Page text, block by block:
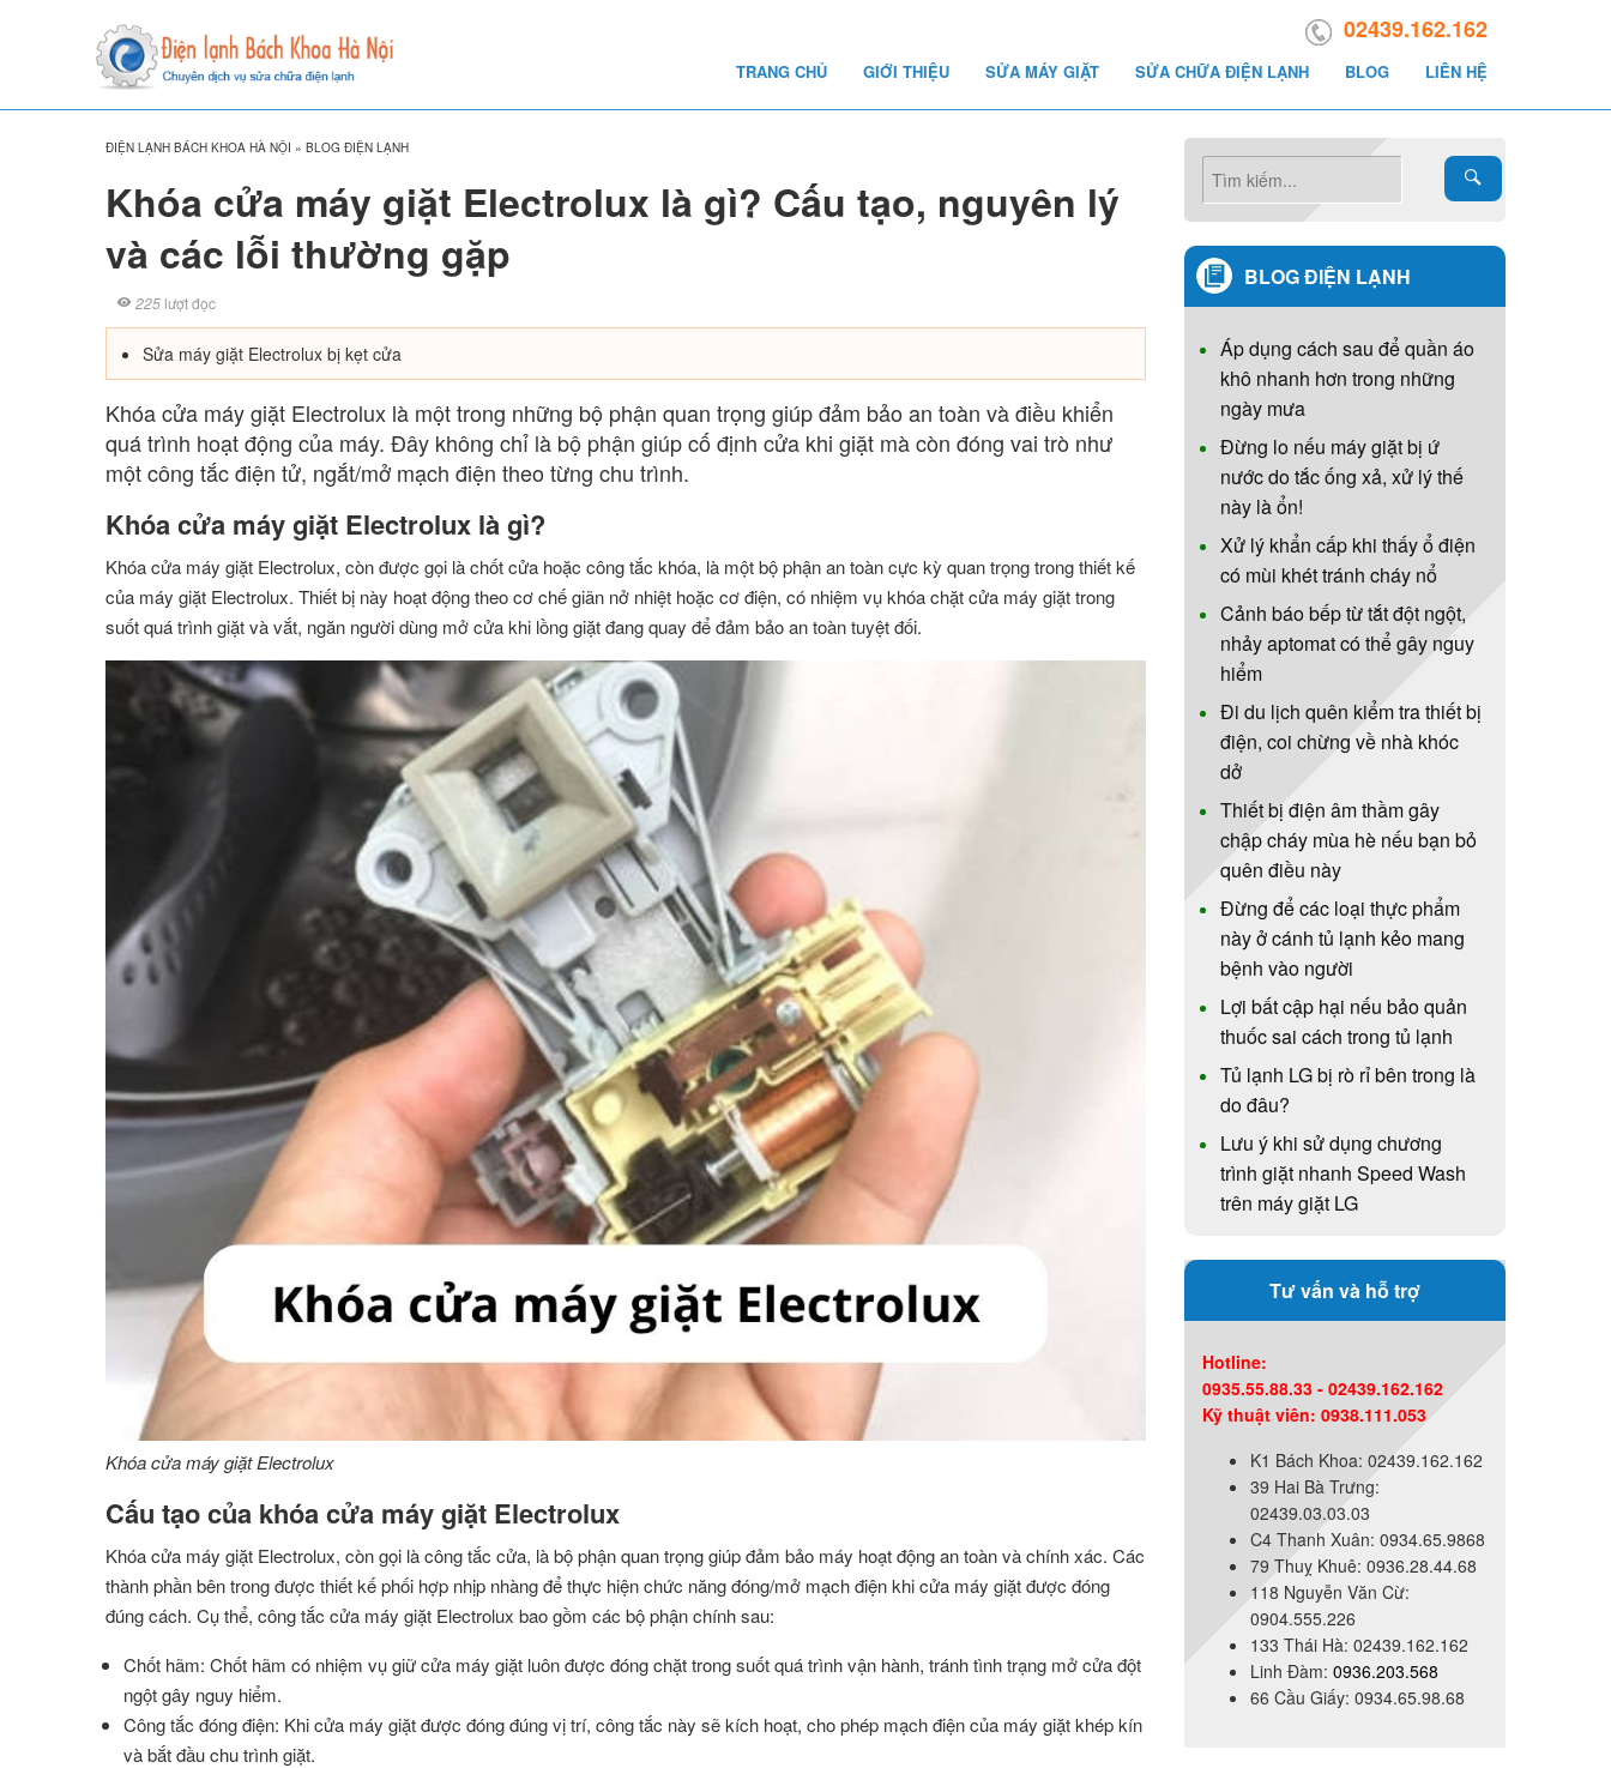
02439.162.162
TRANG CHỦ GIỚI THIỆU SỬA MÁY GIẶT SỬA CHỮA ĐIỆN LẠNH BLOG LIÊN HỆ
ĐIỆN LẠNH BÁCH KHOA HÀ NỘI » BLOG ĐIỆN LẠNH
Khóa cửa máy giặt Electrolux là gì? Cấu tạo, nguyên lý
và các lỗi thường gặp
225 lượt đọc
Sửa máy giặt Electrolux bị kẹt cửa
Khóa cửa máy giặt Electrolux là một trong những bộ phận quan trọng giúp đảm bảo an toàn và điều khiển
quá trình hoạt động của máy. Đây không chỉ là bộ phận giúp cố định cửa khi giặt mà còn đóng vai trò như
một công tắc điện tử, ngắt/mở mạch điện theo từng chu trình.
Khóa cửa máy giặt Electrolux là gì?
Khóa cửa máy giặt Electrolux, còn được gọi là chốt cửa hoặc công tắc khóa, là một bộ phận an toàn cực kỳ quan trọng trong thiết kế
của máy giặt Electrolux. Thiết bị này hoạt động theo cơ chế giãn nở nhiệt hoặc cơ điện, có nhiệm vụ khóa chặt cửa máy giặt trong
suốt quá trình giặt và vắt, ngăn người dùng mở cửa khi lồng giặt đang quay để đảm bảo an toàn tuyệt đối.
Khóa cửa máy giặt Electrolux
Cấu tạo của khóa cửa máy giặt Electrolux
Khóa cửa máy giặt Electrolux, còn gọi là công tắc cửa, là bộ phận quan trọng giúp đảm bảo máy hoạt động an toàn và chính xác. Các
thành phần bên trong được thiết kế phối hợp nhịp nhàng để thực hiện chức năng đóng/mở mạch điện khi cửa máy giặt được đóng
đúng cách. Cụ thể, công tắc cửa máy giặt Electrolux bao gồm các bộ phận chính sau:
Chốt hãm: Chốt hãm có nhiệm vụ giữ cửa máy giặt luôn được đóng chặt trong suốt quá trình vận hành, tránh tình trạng mở cửa đột
ngột gây nguy hiểm.
Công tắc đóng điện: Khi cửa máy giặt được đóng đúng vị trí, công tắc này sẽ kích hoạt, cho phép mạch điện của máy giặt khép kín
và bắt đầu chu trình giặt.
BLOG ĐIỆN LẠNH
Áp dụng cách sau để quần áo
khô nhanh hơn trong những
ngày mưa
Đừng lo nếu máy giặt bị ứ
nước do tắc ống xả, xử lý thế
này là ổn!
Xử lý khẩn cấp khi thấy ổ điện
có mùi khét tránh cháy nổ
Cảnh báo bếp từ tắt đột ngột,
nhảy aptomat có thể gây nguy
hiểm
Đi du lịch quên kiểm tra thiết bị
điện, coi chừng về nhà khóc
dở
Thiết bị điện âm thầm gây
chập cháy mùa hè nếu bạn bỏ
quên điều này
Đừng để các loại thực phẩm
này ở cánh tủ lạnh kẻo mang
bệnh vào người
Lợi bất cập hại nếu bảo quản
thuốc sai cách trong tủ lạnh
Tủ lạnh LG bị rò rỉ bên trong là
do đâu?
Lưu ý khi sử dụng chương
trình giặt nhanh Speed Wash
trên máy giặt LG
Tư vấn và hỗ trợ
Hotline:
0935.55.88.33 - 02439.162.162
Kỹ thuật viên: 0938.111.053
K1 Bách Khoa: 02439.162.162
39 Hai Bà Trưng:
02439.03.03.03
C4 Thanh Xuân: 0934.65.9868
79 Thuỵ Khuê: 0936.28.44.68
118 Nguyễn Văn Cừ:
0904.555.226
133 Thái Hà: 02439.162.162
Linh Đàm: 0936.203.568
66 Cầu Giấy: 0934.65.98.68